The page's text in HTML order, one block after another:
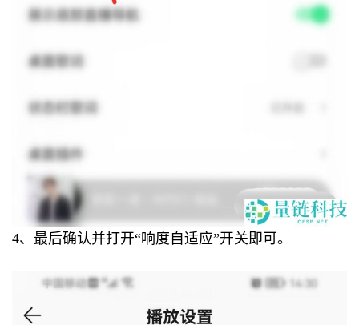
4、最后确认并打开“响度自适应”开关即可。